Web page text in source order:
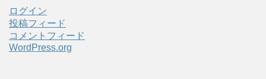
ブ
ログイン
投稿フィード
コメントフィード
WordPress.org